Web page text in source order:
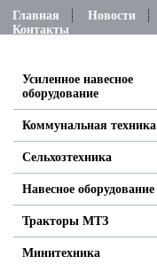
Главная Новости
Контакты
Усиленное навесное
оборудование
Коммунальная техника
Сельхозтехника
Навесное оборудование
Тракторы МТЗ
Минитехника